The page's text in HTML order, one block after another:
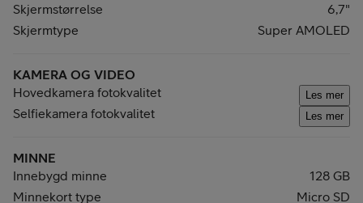
Skjermstørrelse
6,7"
Skjermtype
Super AMOLED
KAMERA OG VIDEO
Hovedkamera fotokvalitet
Les mer
Selfiekamera fotokvalitet Les mer
MINNE
Innebygd minne
128 GB
Minnekort type
Micro SD